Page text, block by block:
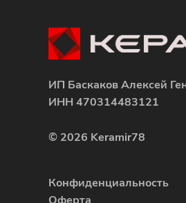
ИП Баскаков Алексей
ИНН 470314483121
© 2026 Keramir78
Конфиденциальность